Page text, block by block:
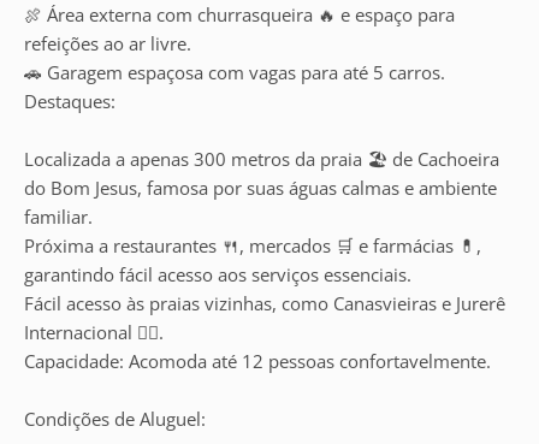
🍖 Área externa com churrasqueira 🔥 e espaço para
refeições ao ar livre.
🚗 Garagem espaçosa com vagas para até 5 carros.
Destaques:
Localizada a apenas 300 metros da praia 🏖️ de Cachoeira
do Bom Jesus, famosa por suas águas calmas e ambiente
familiar.
Próxima a restaurantes 🍴, mercados 🛒 e farmácias 💊,
garantindo fácil acesso aos serviços essenciais.
Fácil acesso às praias vizinhas, como Canasvieiras e Jurerê
Internacional 🏄‍♂️.
Capacidade: Acomoda até 12 pessoas confortavelmente.
Condições de Aluguel: